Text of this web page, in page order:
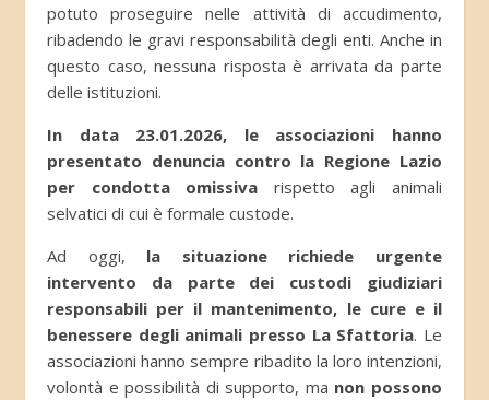
potuto proseguire nelle attività di accudimento,
ribadendo le gravi responsabilità degli enti. Anche in
questo caso, nessuna risposta è arrivata da parte
delle istituzioni.
In data 23.01.2026, le associazioni hanno
presentato denuncia contro la Regione Lazio
per condotta omissiva rispetto agli animali
selvatici di cui è formale custode.
Ad oggi, la situazione richiede urgente
intervento da parte dei custodi giudiziari
responsabili per il mantenimento, le cure e il
benessere degli animali presso La Sfattoria. Le
associazioni hanno sempre ribadito la loro intenzioni,
volontà e possibilità di supporto, ma non possono